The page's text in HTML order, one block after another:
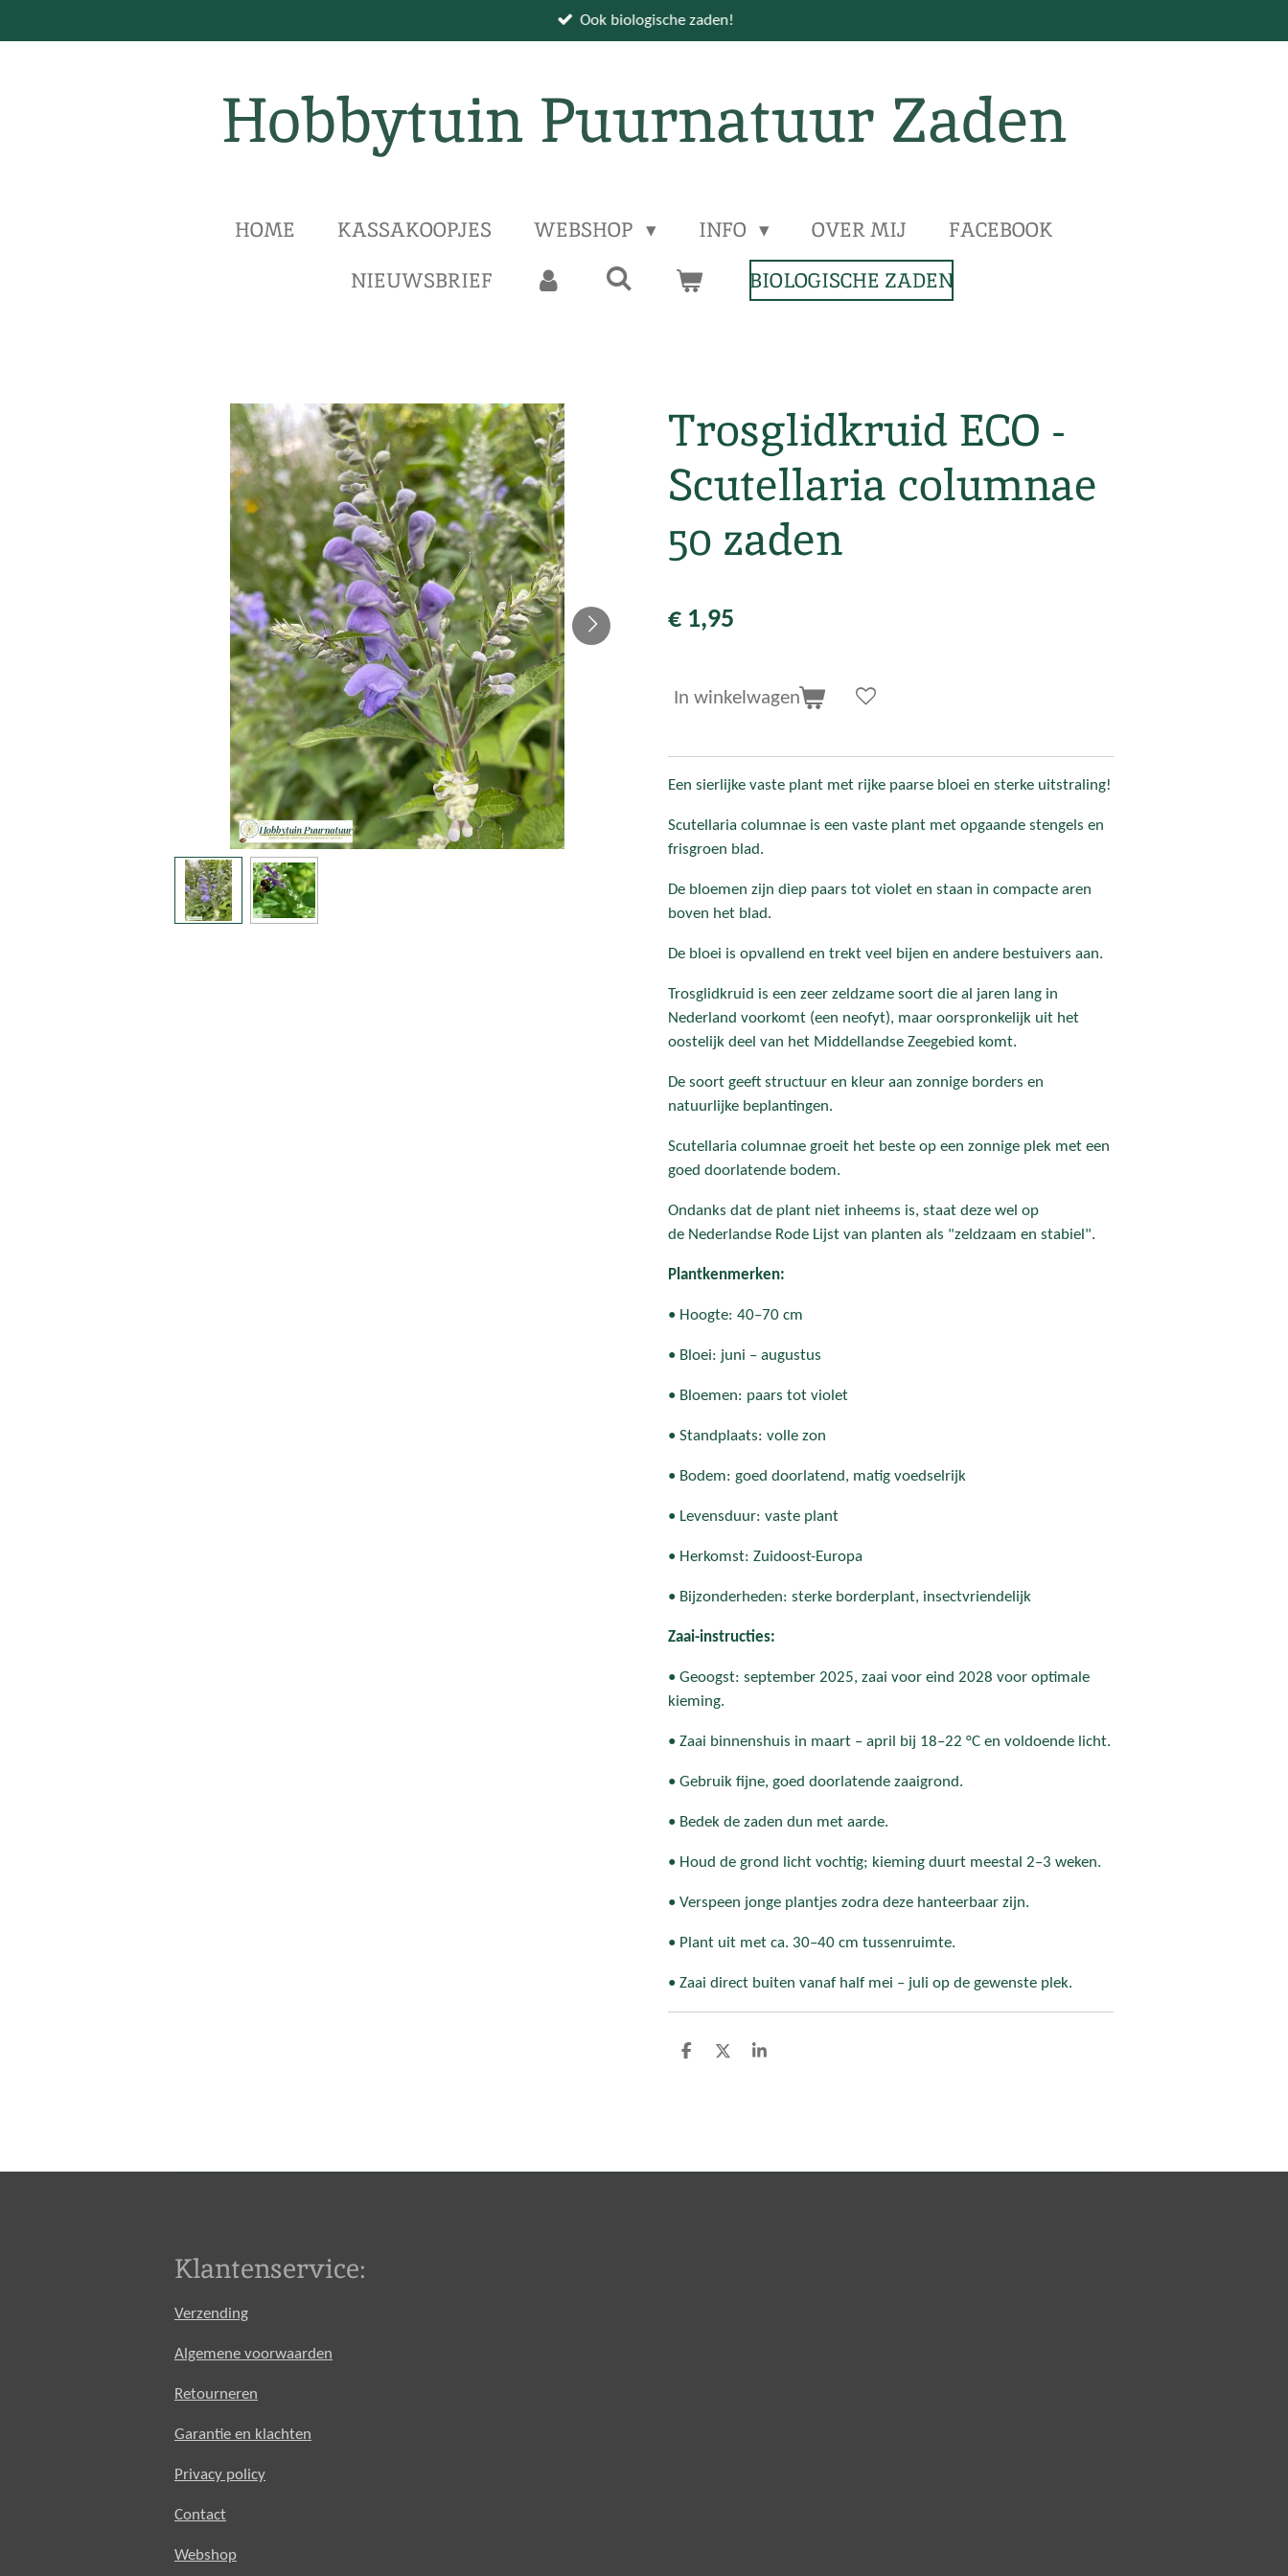
direct
Ook biologische zaden!
Hobbytuin Puurnatuur Zaden
HOME KASSAKOOPJES WEBSHOP INFO OVER MIJ
FACEBOOK
NIEUWSBRIEF
BIOLOGISCHE ZADEN
Trosglidkruid ECO -
Scutellaria columnae
50 zaden
€ 1,95
In winkelwagen
Een sierlijke vaste plant met rijke paarse bloei en sterke uitstraling!
Scutellaria columnae is een vaste plant met opgaande stengels en
frisgroen blad.
De bloemen zijn diep paars tot violet en staan in compacte aren
boven het blad.
De bloei is opvallend en trekt veel bijen en andere bestuivers aan.
Trosglidkruid is een zeer zeldzame soort die al jaren lang in
Nederland voorkomt (een neofyt), maar oorspronkelijk uit het
oostelijk deel van het Middellandse Zeegebied komt.
De soort geeft structuur en kleur aan zonnige borders en
natuurlijke beplantingen.
Scutellaria columnae groeit het beste op een zonnige plek met een
goed doorlatende bodem.
Ondanks dat de plant niet inheems is, staat deze wel op
de Nederlandse Rode Lijst van planten als "zeldzaam en stabiel".
Plantkenmerken:
• Hoogte: 40–70 cm
• Bloei: juni – augustus
• Bloemen: paars tot violet
• Standplaats: volle zon
• Bodem: goed doorlatend, matig voedselrijk
• Levensduur: vaste plant
• Herkomst: Zuidoost-Europa
• Bijzonderheden: sterke borderplant, insectvriendelijk
Zaai-instructies:
• Geoogst: september 2025, zaai voor eind 2028 voor optimale
kieming.
• Zaai binnenshuis in maart – april bij 18–22 °C en voldoende licht.
• Gebruik fijne, goed doorlatende zaaigrond.
• Bedek de zaden dun met aarde.
• Houd de grond licht vochtig; kieming duurt meestal 2–3 weken.
• Verspeen jonge plantjes zodra deze hanteerbaar zijn.
• Plant uit met ca. 30–40 cm tussenruimte.
• Zaai direct buiten vanaf half mei – juli op de gewenste plek.
D
D
S
Klantenservice:
Verzending
Algemene voorwaarden
Retourneren
Garantie en klachten
Privacy policy
Contact
Webshop